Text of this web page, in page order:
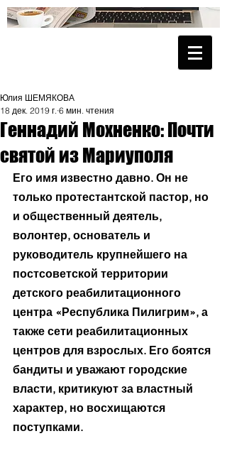
Геннадий Мохненко: Почти
святой из Мариуполя
Юлия ШЕМЯКОВА
18 дек. 2019 г. 6 мин. чтения
Его имя известно давно. Он не
только протестантской пастор, но
и общественный деятель,
волонтер, основатель и
руководитель крупнейшего на
постсоветской территории
детского реабилитационного
центра «Республика Пилигрим», а
также сети реабилитационных
центров для взрослых. Его боятся
бандиты и уважают городские
власти, критикуют за властный
характер, но восхищаются
поступками.